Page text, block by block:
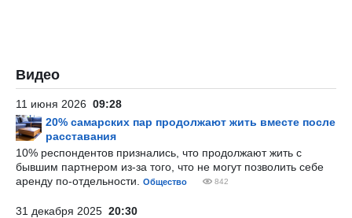
Видео
11 июня 2026 09:28
20% самарских пар продолжают жить вместе после
расставания
10% респондентов признались, что продолжают жить с
бывшим партнером из-за того, что не могут позволить себе
аренду по-отдельности.
Общество 842
31 декабря 2025 20:30